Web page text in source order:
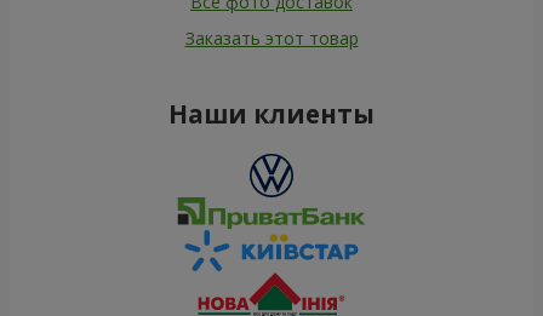
Заказать этот товар
Наши клиенты